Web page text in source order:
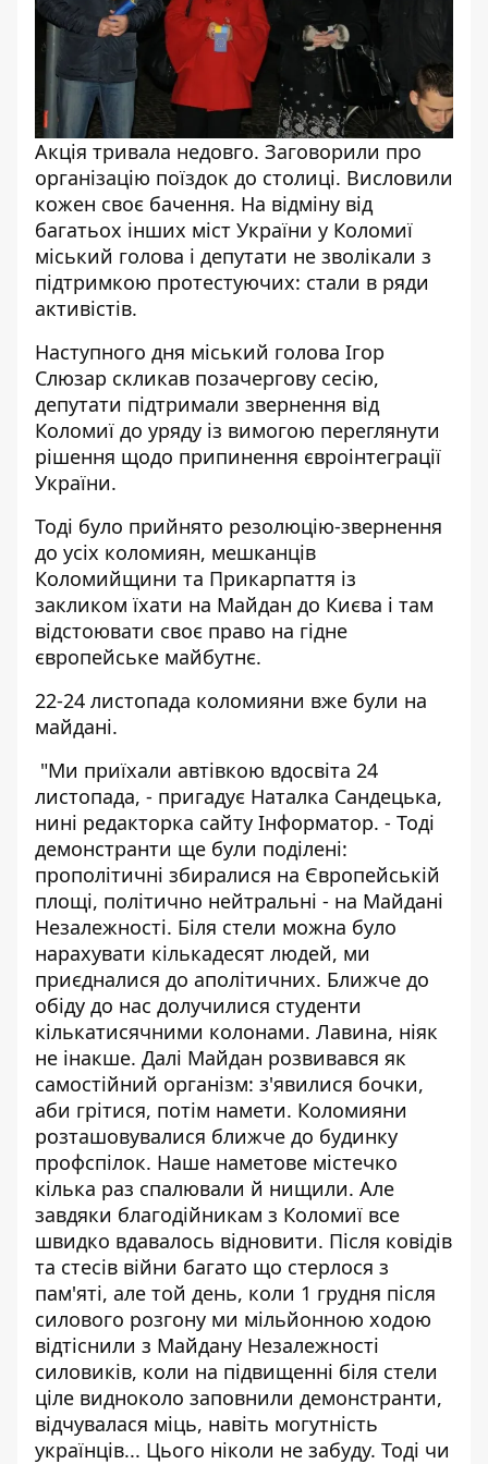
Акція тривала недовго. Заговорили про
організацію поїздок до столиці. Висловили
кожен своє бачення. На відміну від
багатьох інших міст України у Коломиї
міський голова і депутати не зволікали з
підтримкою протестуючих: стали в ряди
активістів.
Наступного дня міський голова Ігор
Слюзар скликав позачергову сесію,
депутати підтримали звернення від
Коломиї до уряду із вимогою переглянути
рішення щодо припинення євроінтеграції
України.
Тоді було прийнято резолюцію-звернення
до усіх коломиян, мешканців
Коломийщини та Прикарпаття із
закликом їхати на Майдан до Києва і там
відстоювати своє право на гідне
європейське майбутнє.
22-24 листопада коломияни вже були на
майдані.
"Ми приїхали автівкою вдосвіта 24
листопада, - пригадує Наталка Сандецька,
нині редакторка сайту Інформатор. - Тоді
демонстранти ще були поділені:
прополітичні збиралися на Європейській
площі, політично нейтральні - на Майдані
Незалежності. Біля стели можна було
нарахувати кількадесят людей, ми
приєдналися до аполітичних. Ближче до
обіду до нас долучилися студенти
кількатисячними колонами. Лавина, ніяк
не інакше. Далі Майдан розвивався як
самостійний організм: з'явилися бочки,
аби грітися, потім намети. Коломияни
розташовувалися ближче до будинку
профспілок. Наше наметове містечко
кілька раз спалювали й нищили. Але
завдяки благодійникам з Коломиї все
швидко вдавалось відновити. Після ковідів
та стесів війни багато що стерлося з
пам'яті, але той день, коли 1 грудня після
силового розгону ми мільйонною ходою
відтіснили з Майдану Незалежності
силовиків, коли на підвищенні біля стели
ціле видноколо заповнили демонстранти,
відчувалася міць, навіть могутність
українців... Цього ніколи не забуду. Тоді чи